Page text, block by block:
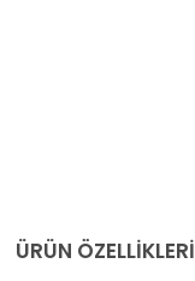
ÜRÜN ÖZELLIKLERI